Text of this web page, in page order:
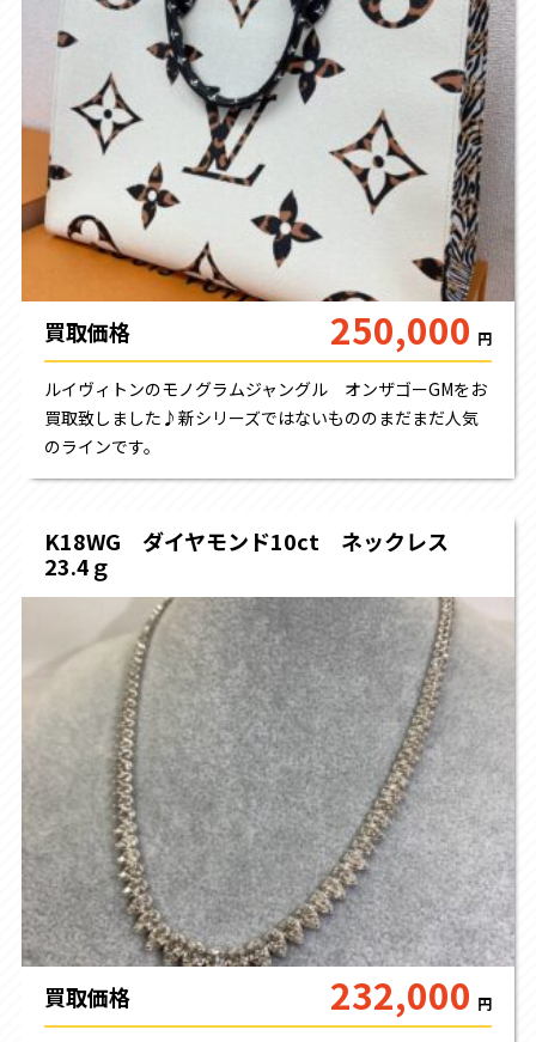
買取価格 250,000 円
ルイヴィトンのモノグラムジャングル オンザゴーGMをお
買取致しました♪新シリーズではないもののまだまだ人気
のラインです。
K18WG ダイヤモンド10ct ネックレス
23.4ｇ
買取価格 232,000 円